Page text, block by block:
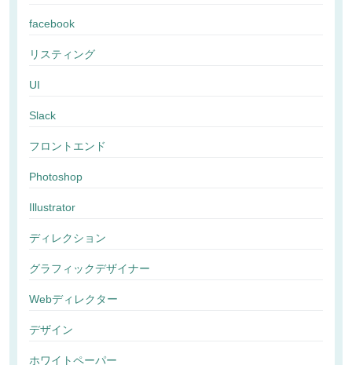
facebook
リスティング
UI
Slack
フロントエンド
Photoshop
Illustrator
ディレクション
グラフィックデザイナー
Webディレクター
デザイン
ホワイトペーパー